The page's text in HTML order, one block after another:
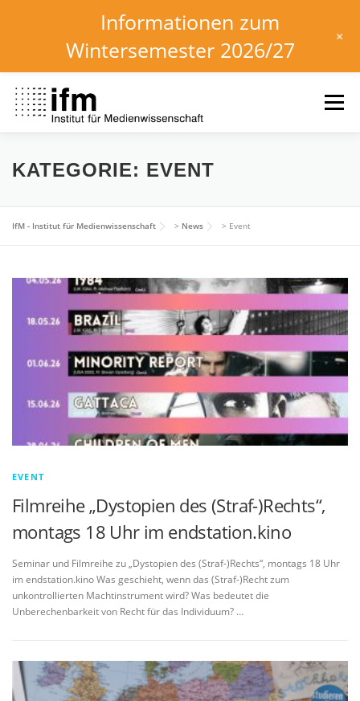
Inhalt
springen
Menü
HOME NEWS KALENDER
INSTITUT FORSCHUNG DOWNLOADS
KATEGORIE: EVENT
IfM - Institut für Medienwissenschaft > News > Event
EVENT
Filmreihe „Dystopien des (Straf-)Rechts“,
montags 18 Uhr im endstation.kino
Seminar und Filmreihe zu „Dystopien des (Straf-)Rechts“, montags 18 Uhr
im endstation.kino Was geschieht, wenn das (Straf-)Recht zum
unkontrollierten Machtinstrument wird? Was bedeutet die
Unberechenbarkeit von Recht für das Individuum? …
Informationen zum
Wintersemester 2026/27
+